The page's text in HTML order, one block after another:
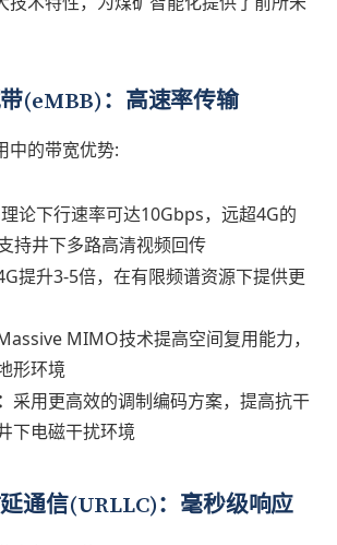
技术特性，为煤矿智能化提供了前所未
(eMBB)：高速率传输
中的带宽优势:
论下行速率可达10Gbps，远超4G的
持井下多路高清视频回传
提升3-5倍，在有限频谱资源下提供更
MIMO技术提高空间复用能力，
形环境
采用更高效的调制编码方案，提高抗干
下电磁干扰环境
通信(URLLC)：毫秒级响应